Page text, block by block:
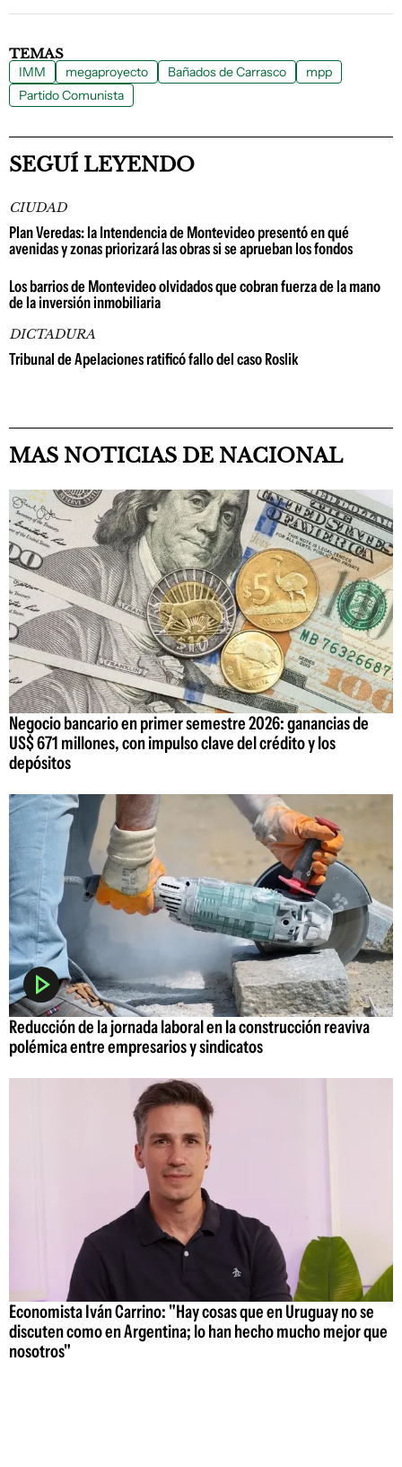
TEMAS
IMM megaproyecto Bañados de Carrasco
mpp
Partido Comunista
SEGUÍ LEYENDO
CIUDAD
Plan Veredas: la Intendencia de Montevideo presentó en qué
avenidas y zonas priorizará las obras si se aprueban los fondos
Los barrios de Montevideo olvidados que cobran fuerza de la mano
de la inversión inmobiliaria
DICTADURA
Tribunal de Apelaciones ratificó fallo del caso Roslik
MAS NOTICIAS DE NACIONAL
Negocio bancario en primer semestre 2026: ganancias de
US$ 671 millones, con impulso clave del crédito y los
depósitos
Reducción de la jornada laboral en la construcción reaviva
polémica entre empresarios y sindicatos
Economista Iván Carrino: "Hay cosas que en Uruguay no se
discuten como en Argentina; lo han hecho mucho mejor que
nosotros"